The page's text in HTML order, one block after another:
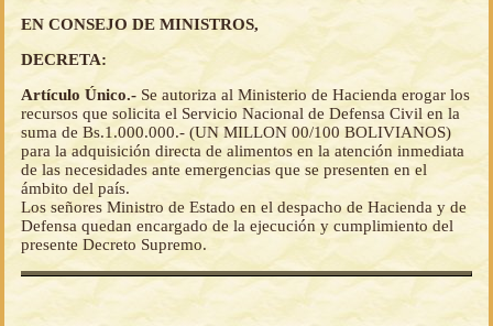
EN CONSEJO DE MINISTROS,
DECRETA:
Artículo Único.- Se autoriza al Ministerio de Hacienda erogar los
recursos que solicita el Servicio Nacional de Defensa Civil en la
suma de Bs.1.000.000.- (UN MILLON 00/100 BOLIVIANOS)
para la adquisición directa de alimentos en la atención inmediata
de las necesidades ante emergencias que se presenten en el
ámbito del país.
Los señores Ministro de Estado en el despacho de Hacienda y de
Defensa quedan encargado de la ejecución y cumplimiento del
presente Decreto Supremo.